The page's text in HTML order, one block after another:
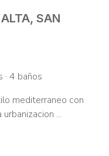
SAN
4 baños
mediterraneo con
...